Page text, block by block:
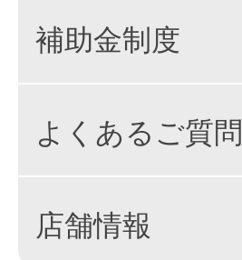
補助金制度
よくあるご質問
店舗情報